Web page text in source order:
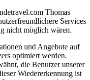
Thomas
Services
nicht möglich wären.
und Angebote auf
optimiert werden.
die Benutzer unserer
Wiedererkennung ist